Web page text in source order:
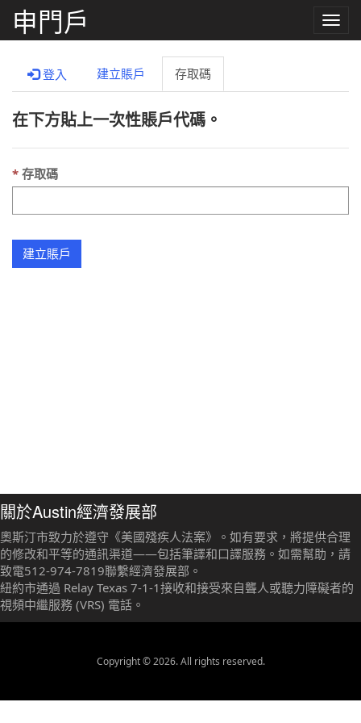
申門戶
Toggle
登入 建立賬戶 存取碼
在下方貼上一次性賬戶代碼。
存取碼
建立賬戶
關於Austin經濟發展部
奧斯汀市致力於遵守《美國殘疾人法案》。如有要求，將提供合理
的修改和平等的通訊渠道——包括筆譯和口譯服務。如需幫助，請
致電512-974-7819聯繫經濟發展部。
紐約市通過 Relay Texas 7-1-1接收和接受來自聾人或聽力障礙者的
視頻中繼服務 (VRS) 電話。
Copyright © 2026. All rights reserved.